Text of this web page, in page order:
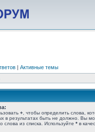
| Активные темы
+ , чтобы определить слова,
в результатах быть не должно. Вы
слова из списка. Используйте * в